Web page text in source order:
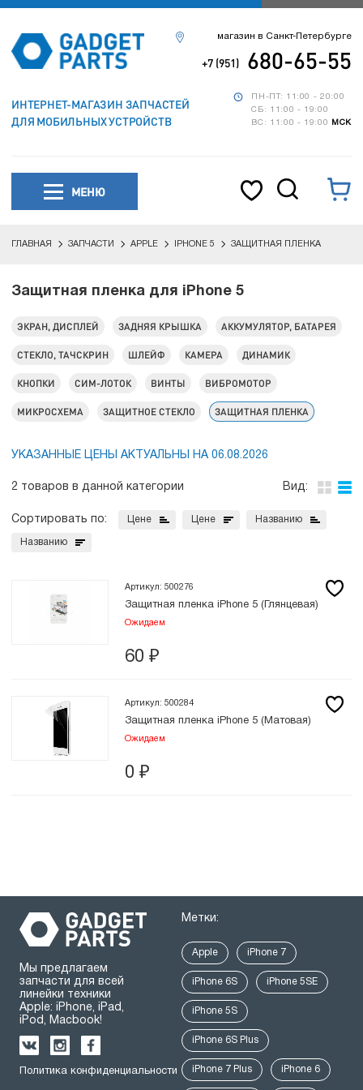
ИНТЕРНЕТ-МАГАЗИН ЗАПЧАСТЕЙ
ДЛЯ МОБИЛЬНЫХ УСТРОЙСТВ
ПН-ПТ: 11:00 - 20:00
СБ: 11:00 - 19:00
ВС: 11:00 - 19:00
МСК
магазин в Санкт-Петербурге
+7 (951) 680-65-55
МЕНЮ
ГЛАВНАЯ ЗАПЧАСТИ APPLE IPHONE 5 ЗАЩИТНАЯ ПЛЕНКА
Защитная пленка для iPhone 5
ЭКРАН, ДИСПЛЕЙ ЗАДНЯЯ КРЫШКА АККУМУЛЯТОР, БАТАРЕЯ
СТЕКЛО, ТАЧСКРИН ШЛЕЙФ КАМЕРА ДИНАМИК
КНОПКИ СИМ-ЛОТОК ВИНТЫ ВИБРОМОТОР
МИКРОСХЕМА ЗАЩИТНОЕ СТЕКЛО ЗАЩИТНАЯ ПЛЕНКА
УКАЗАННЫЕ ЦЕНЫ АКТУАЛЬНЫ НА 06.08.2026
2 товаров в данной категории Вид:
Сортировать по: Цене Цене Названию
Названию
Артикул: 500276
Защитная пленка iPhone 5 (Глянцевая)
Ожидаем
60 ₽
Артикул: 500284
Защитная пленка iPhone 5 (Матовая)
Ожидаем
0 ₽
Мы предлагаем
запчасти для всей
линейки техники
Apple: iPhone, iPad,
iPod, Macbook!
Политика конфиденциальности
Метки:
Apple iPhone 7
iPhone 6S iPhone 5SE
iPhone 5S
iPhone 6S Plus
iPhone 7 Plus iPhone 6